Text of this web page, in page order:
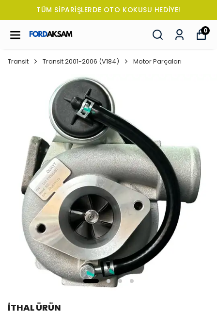
TÜM SİPARİŞLERDE OTO KOKUSU HEDİYE!
0
Transit Transit 2001-2006 (V184) Motor Parçaları
İTHAL ÜRÜN